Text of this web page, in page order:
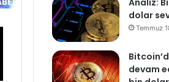
Analiz:
dolar
Temmuz
devam